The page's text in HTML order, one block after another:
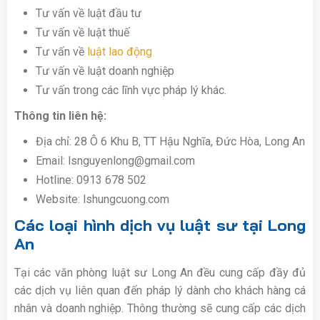
Tư vấn về luật đầu tư
Tư vấn về luật thuế
Tư vấn về luật lao động
Tư vấn về luật doanh nghiệp
Tư vấn trong các lĩnh vực pháp lý khác.
Thông tin liên hệ:
Địa chỉ: 28 Ô 6 Khu B, TT Hậu Nghĩa, Đức Hòa, Long An
Email: lsnguyenlong@gmail.com
Hotline: 0913 678 502
Website: lshungcuong.com
Các loại hình dịch vụ luật sư tại Long
An
Tại các văn phòng luật sư Long An đều cung cấp đầy đủ
các dịch vụ liên quan đến pháp lý dành cho khách hàng cá
nhân và doanh nghiệp. Thông thường sẽ cung cấp các dịch